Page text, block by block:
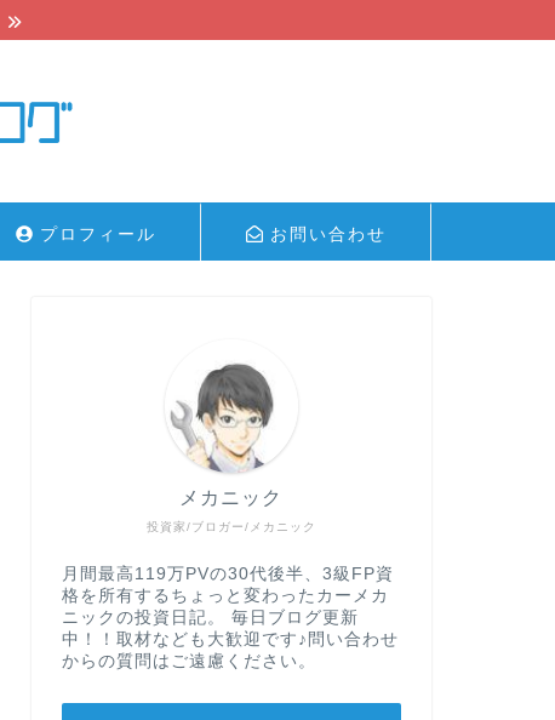
プロフィール お問い合わせ
投資家/ブロガー/メカニック
メカニック
月間最高119万PVの30代後半、3級FP資
格を所有するちょっと変わったカーメカ
ニックの投資日記。 毎日ブログ更新
中！！取材なども大歓迎です♪問い合わせ
からの質問はご遠慮ください。